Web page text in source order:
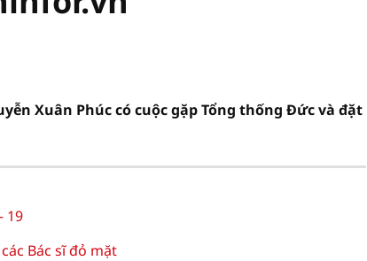
Xuân Phúc có cuộc gặp Tổng thống Đức và đặt
19
Bác sĩ đỏ mặt